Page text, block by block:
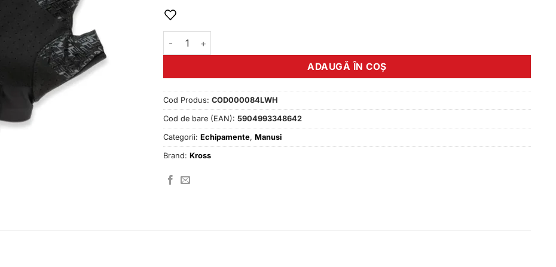
Cantitate Manusi Kross Race Short 2.0 white size L
ADAUGĂ ÎN COȘ
Cod Produs: COD000084LWH
Cod de bare (EAN): 5904993348642
Categorii: Echipamente, Manusi
Brand: Kross